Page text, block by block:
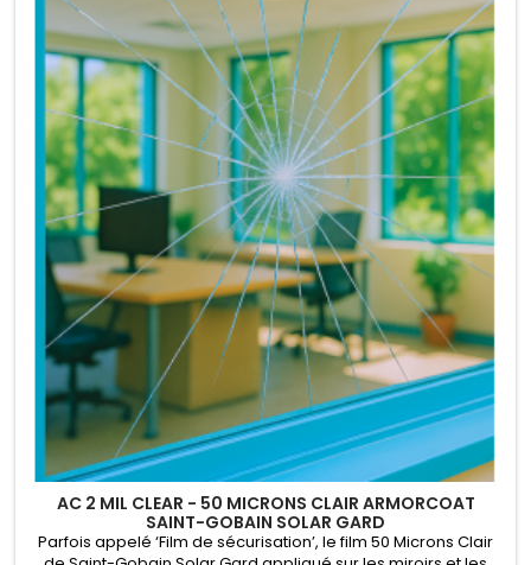
AC 2 MIL CLEAR - 50 MICRONS CLAIR ARMORCOAT
SAINT-GOBAIN SOLAR GARD
Parfois appelé ‘Film de sécurisation’, le film 50 Microns Clair